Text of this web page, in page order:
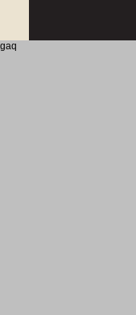
gaq